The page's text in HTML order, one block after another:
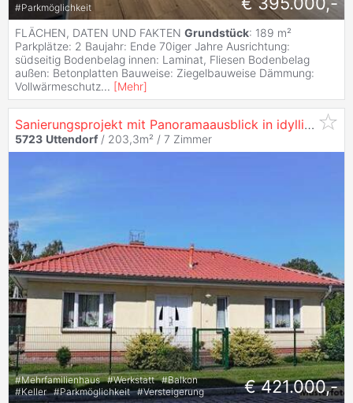
#Parkmöglichkeit
FLÄCHEN, DATEN UND FAKTEN Grundstück: 189 m²
Parkplätze: 2 Baujahr: Ende 70iger Jahre Ausrichtung:
südseitig Bodenbelag innen: Laminat, Fliesen Bodenbelag
außen: Betonplatten Bauweise: Ziegelbauweise Dämmung:
Vollwärmeschutz... [Mehr]
Sanierungsprojekt mit Panoramaausblick in idyllischer Lage
5723 Uttendorf / 203,3m² / 7 Zimmer
#Mehrfamilienhaus #Werkstatt #Balkon
#Keller #Parkmöglichkeit #Versteigerung € 421.000,-